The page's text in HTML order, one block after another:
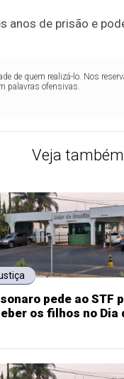
anos de prisão e
de quem realizá-lo. Nos
palavras ofensivas.
Veja também
pede ao STF
os filhos no Dia